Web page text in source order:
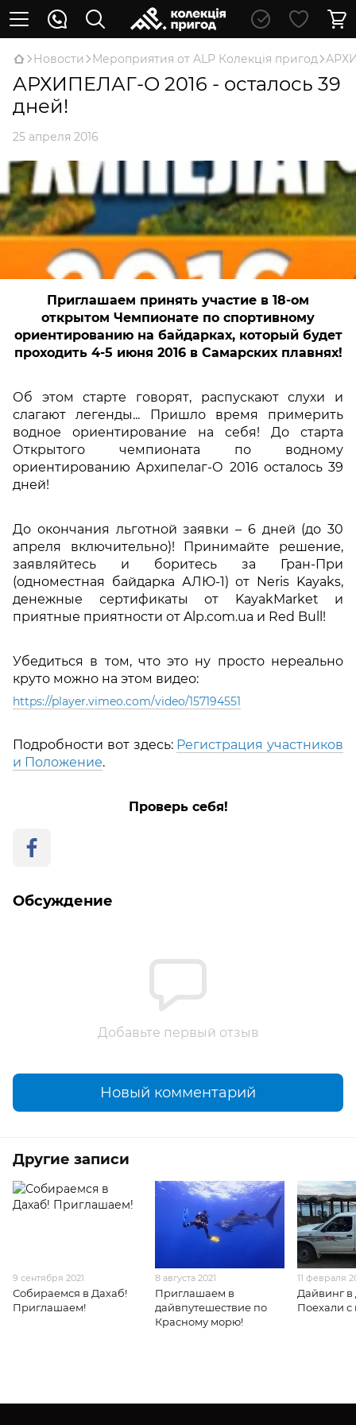
Новости Мероприятия от ALP Колекція пригод
АРХИПЕЛАГ-О 2016 - осталось 39
дней!
25 апреля 2016
Приглашаем принять участие в 18-ом
открытом Чемпионате по спортивному
ориентированию на байдарках, который будет
проходить 4-5 июня 2016 в Самарских плавнях!
Об этом старте говорят, распускают слухи и
слагают легенды... Пришло время примерить
водное ориентирование на себя! До старта
Открытого чемпионата по водному
ориентированию Архипелаг-О 2016 осталось 39
дней!
До окончания льготной заявки – 6 дней (до 30
апреля включительно)! Принимайте решение,
заявляйтесь и боритесь за Гран-При
(одноместная байдарка АЛЮ-1) от Neris Kayaks,
денежные сертификаты от KayakMarket и
приятные приятности от Alp.com.ua и Red Bull!
Убедиться в том, что это ну просто нереально
круто можно на этом видео:
https://player.vimeo.com/video/157194551
Подробности вот здесь: Регистрация участников
и Положение.
Проверь себя!
Обсуждение
Добавьте первый отзыв
Новый комментарий
Другие записи
9 сентября 2021
Собираемся в Дахаб!
Приглашаем!
8 августа 2021
Приглашаем в
дайвпутешествие по
Красному морю!
11 февраля
Дайвинг в
Поехали с